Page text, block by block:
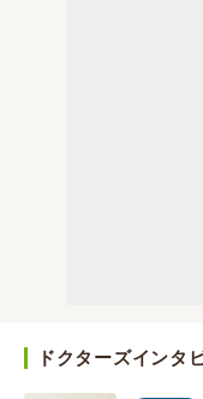
ドクターズインタ